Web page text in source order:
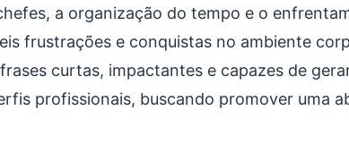
a organização do tempo e o
frustrações e conquistas no ambiente
curtas, impactantes e capazes de
profissionais, buscando promover uma